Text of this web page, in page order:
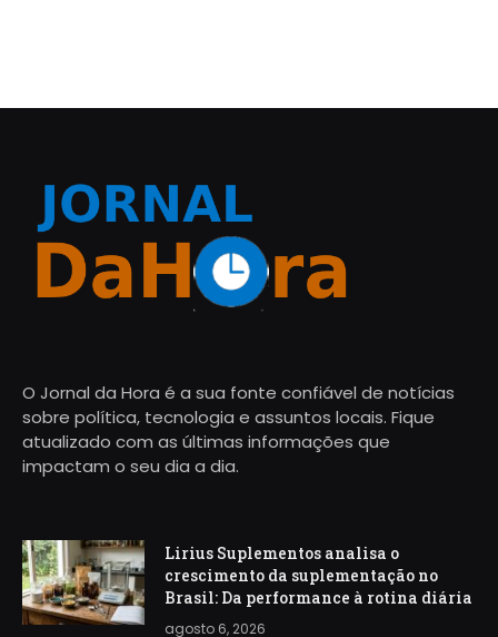
O Jornal da Hora é a sua fonte confiável de notícias
sobre política, tecnologia e assuntos locais. Fique
atualizado com as últimas informações que
impactam o seu dia a dia.
Lirius Suplementos analisa o
crescimento da suplementação no
Brasil: Da performance à rotina diária
agosto 6, 2026